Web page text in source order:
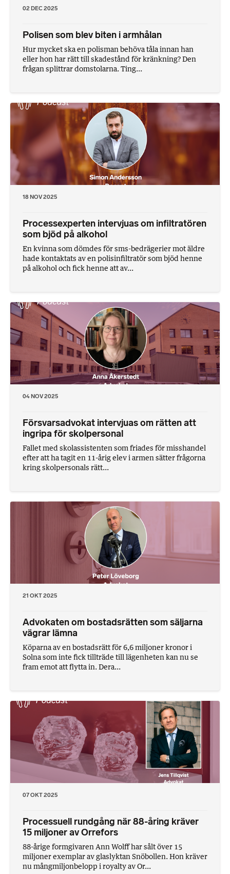
02 DEC 2025
Polisen som blev biten i armhålan
Hur mycket ska en polisman behöva tåla innan han
eller hon har rätt till skadestånd för kränkning? Den
frågan splittrar domstolarna. Ting...
18 NOV 2025
Processexperten intervjuas om infiltratören
som bjöd på alkohol
En kvinna som dömdes för sms-bedrägerier mot äldre
hade kontaktats av en polisinfiltratör som bjöd henne
på alkohol och fick henne att av...
04 NOV 2025
Försvarsadvokat intervjuas om rätten att
ingripa för skolpersonal
Fallet med skolassistenten som friades för misshandel
efter att ha tagit en 11-årig elev i armen sätter frågorna
kring skolpersonals rätt...
21 OKT 2025
Advokaten om bostadsrätten som säljarna
vägrar lämna
Köparna av en bostadsrätt för 6,6 miljoner kronor i
Solna som inte fick tillträde till lägenheten kan nu se
fram emot att flytta in. Dera...
07 OKT 2025
Processuell rundgång när 88-åring kräver
15 miljoner av Orrefors
88-årige formgivaren Ann Wolff har sålt över 15
miljoner exemplar av glaslyktan Snöbollen. Hon kräver
nu mångmiljonbelopp i royalty av Or...